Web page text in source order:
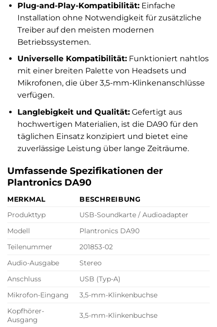
Plug-and-Play-Kompatibilität:Einfache
Installation ohne Notwendigkeit für zusätzliche
Treiber auf den meisten modernen
Betriebssystemen.
Universelle Kompatibilität:Funktioniert nahtlos
mit einer breiten Palette von Headsets und
Mikrofonen, die über 3,5-mm-Klinkenanschlüsse
verfügen.
Langlebigkeit und Qualität:Gefertigt aus
hochwertigen Materialien, ist die DA90 für den
täglichen Einsatz konzipiert und bietet eine
zuverlässige Leistung über lange Zeiträume.
Umfassende Spezifikationen der
Plantronics DA90
MERKMAL
BESCHREIBUNG
Produkttyp
USB-Soundkarte / Audioadapter
Modell
Plantronics DA90
Teilenummer
201853-02
Audio-Ausgabe
Stereo
Anschluss
USB (Typ-A)
Mikrofon-Eingang
3,5-mm-Klinkenbuchse
Kopfhörer-
Ausgang
3,5-mm-Klinkenbuchse